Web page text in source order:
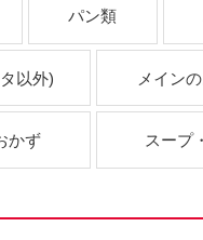
パン類
以外) メイン
かず スープ